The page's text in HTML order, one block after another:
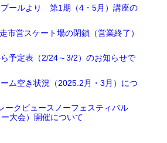
ールより 第1期（4・5月）講座の
市営スケート場の閉鎖（営業終了）
予定表（2/24～3/2）のお知らせで
ム空き状況（2025.2月・3月）につ
クビュースノーフェスティバル
ー大会）開催について